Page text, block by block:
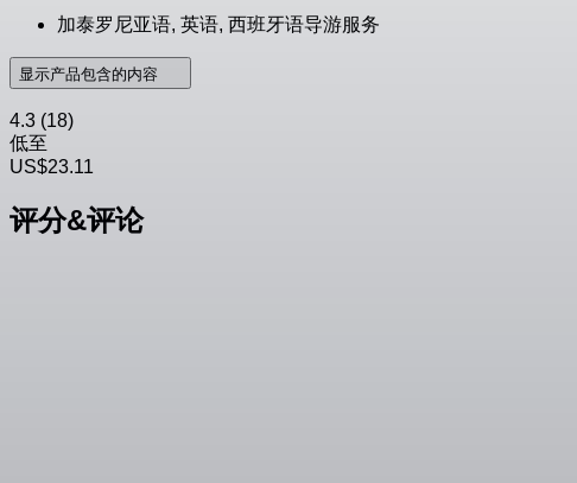
加泰罗尼亚语, 英语, 西班牙语导游服务
显示产品包含的内容
4.3 (18)
低至
US$23.11
评分&评论